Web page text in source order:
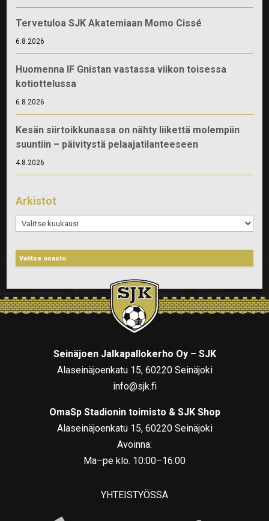
Tervetuloa SJK Akatemiaan Momo Cissé
6.8.2026
Huomenna IF Gnistan vastassa viikon toisessa
kotiottelussa
6.8.2026
Kesän siirtoikkunassa on nähty liikettä molempiin
suuntiin – päivitystä pelaajatilanteeseen
4.8.2026
Arkistot
Arkistot
Seinäjoen Jalkapallokerho Oy – SJK
Alaseinäjoenkatu 15, 60220 Seinäjoki
info@sjk.fi
OmaSp Stadionin toimisto & SJK Shop
Alaseinäjoenkatu 15, 60220 Seinäjoki
Avoinna:
Ma–pe klo. 10:00–16:00
YHTEISTYÖSSÄ